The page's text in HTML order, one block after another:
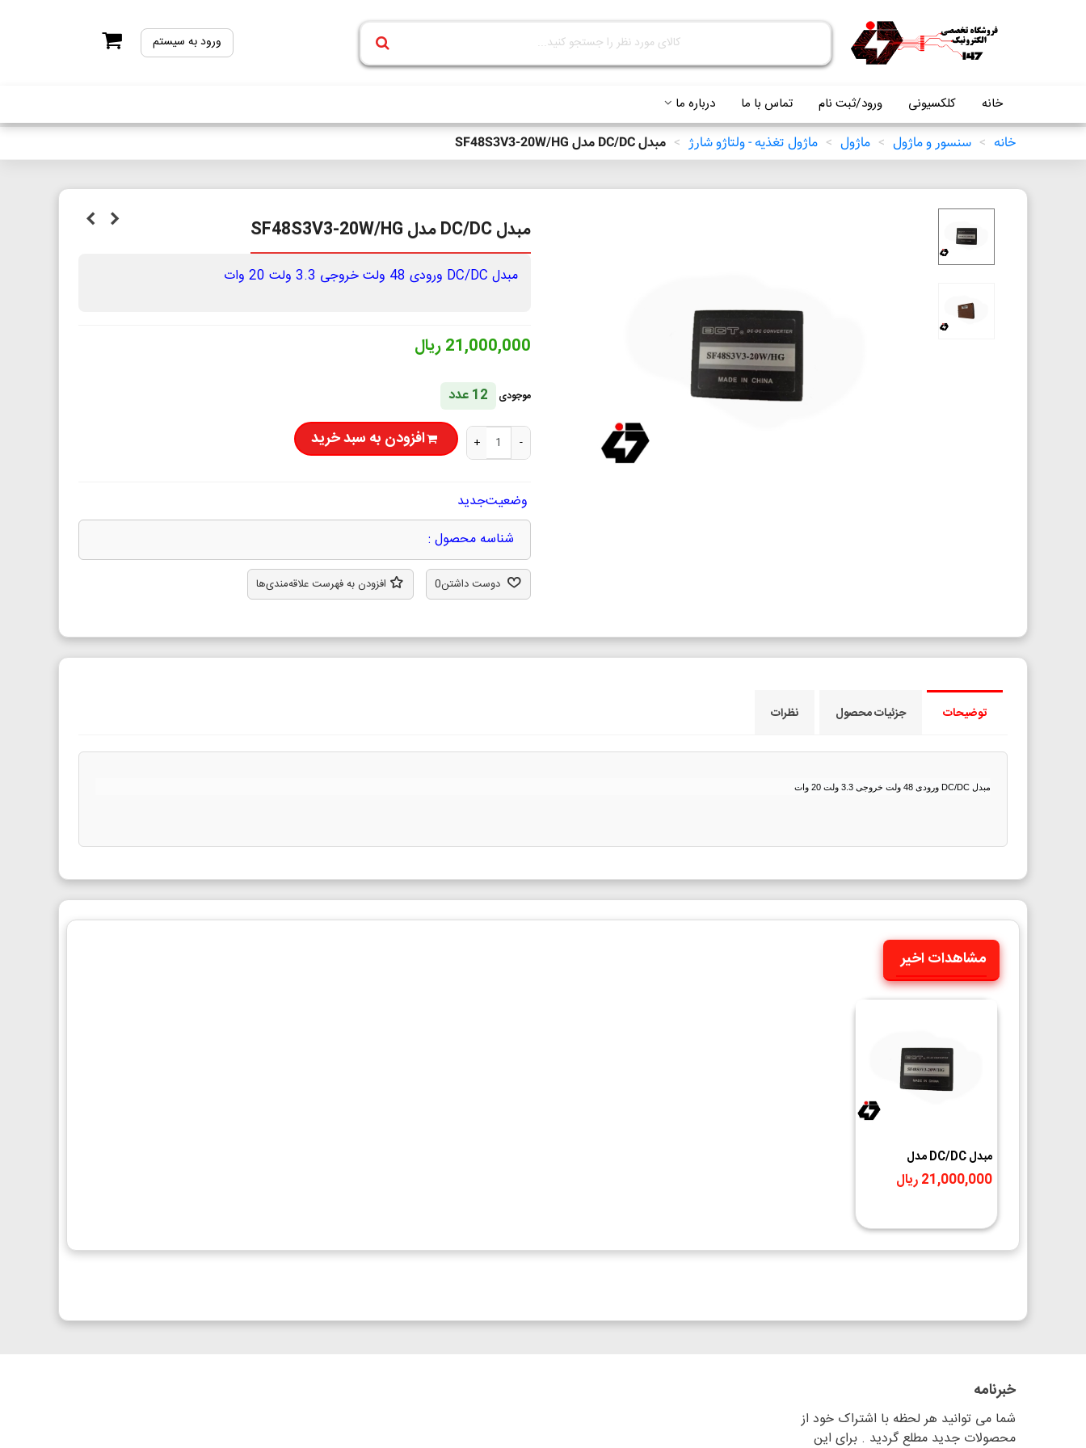
ورود به سیستم
خانه کلکسیونی ورود/ثبت نام تماس با ما درباره ما
خانه > سنسور و ماژول > ماژول > ماژول تغذیه - ولتاژو شارژ > مبدل DC/DC مدل SF48S3V3-20W/HG
مبدل DC/DC مدل SF48S3V3-20W/HG
مبدل DC/DC ورودی 48 ولت خروجی 3.3 ولت 20 وات
21,000,000 ریال
موجودی 12 عدد
-
+ افزودن به سبد خرید
وضعیتجدید
شناسه محصول :
دوست داشتن0 افزودن به فهرست علاقه‌مندی‌ها
توضیحات جزئیات محصول نظرات
مبدل DC/DC ورودی 48 ولت خروجی 3.3 ولت 20 وات
مشاهدات اخیر
مبدل DC/DC مدل
SF48S3V3-20W/HG
21,000,000 ریال
خبرنامه
شما می توانید هر لحظه با اشتراک خود از
محصولات جدید مطلع گردید . برای این